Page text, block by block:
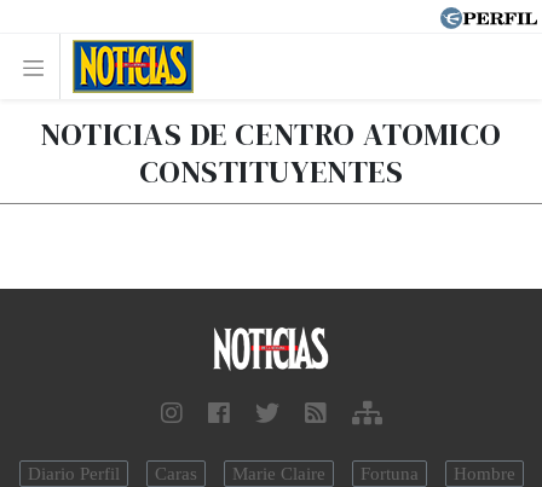
NOTICIAS DE CENTRO ATOMICO
CONSTITUYENTES
Diario Perfil Caras Marie Claire Fortuna
Hombre